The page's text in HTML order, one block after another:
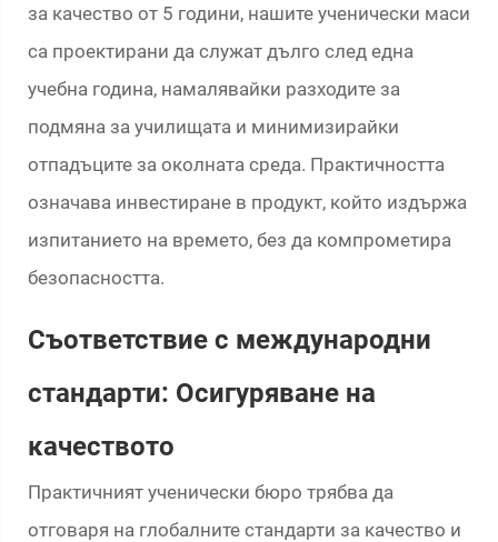
за качество от 5 години, нашите ученически маси
са проектирани да служат дълго след една
учебна година, намалявайки разходите за
подмяна за училищата и минимизирайки
отпадъците за околната среда. Практичността
означава инвестиране в продукт, който издържа
изпитанието на времето, без да компрометира
безопасността.
Съответствие с международни
стандарти: Осигуряване на
качеството
Практичният ученически бюро трябва да
отговаря на глобалните стандарти за качество и